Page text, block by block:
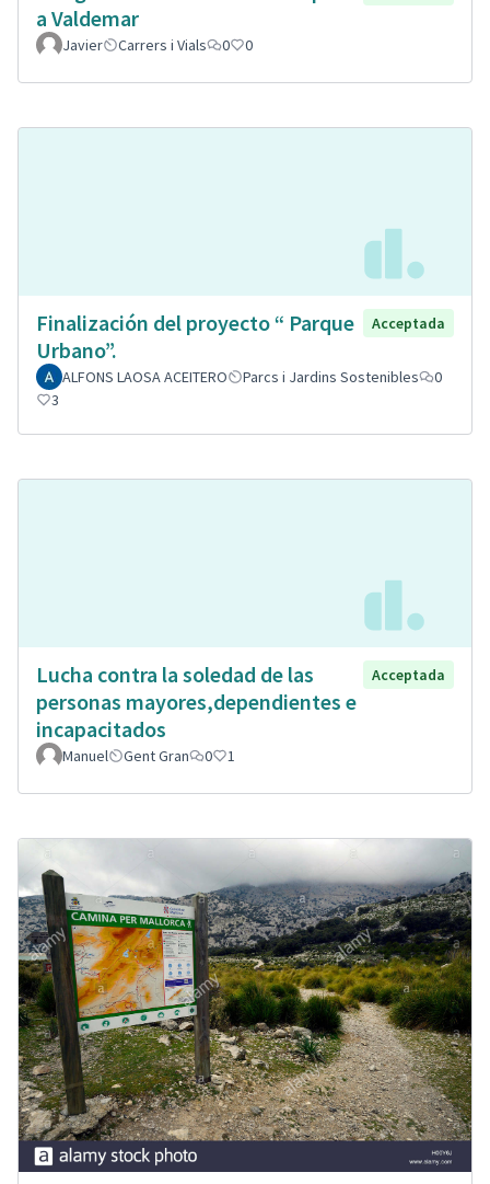
a Valdemar
Javier Carrers i Vials 0 0
Finalización del proyecto “ Parque
Urbano”.
Acceptada
ALFONS LAOSA ACEITERO Parcs i Jardins Sostenibles
0
3
Lucha contra la soledad de las
personas mayores,dependientes e
incapacitados
Acceptada
Manuel Gent Gran 0 1